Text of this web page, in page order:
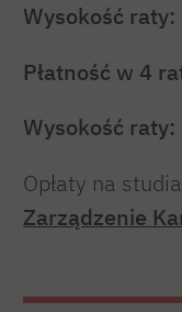
Wysokość raty:
Płatność w 4
Wysokość raty:
Opłaty na
Zarządzenie